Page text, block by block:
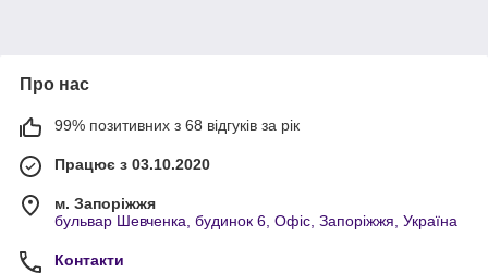
Про нас
99% позитивних з 68 відгуків за рік
Працює з 03.10.2020
м. Запоріжжя
бульвар Шевченка, будинок 6, Офіс, Запоріжжя, Україна
Контакти